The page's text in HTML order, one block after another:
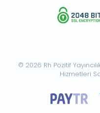
© 2026 Rh Pozitif
Hizmetleri